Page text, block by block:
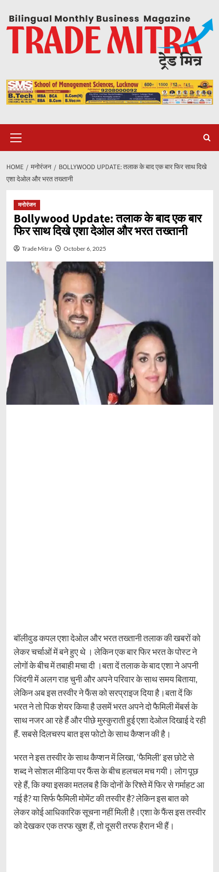
content
Menu
HOME मनोरंजन
BOLLYWOOD UPDATE: तलाक के बाद एक बार फिर साथ दिखे
एशा देओल और भरत तख्तानी
मनोरंजन
Bollywood Update: तलाक के बाद एक बार
फिर साथ दिखे एशा देओल और भरत तख्तानी
Trade Mitra October 6, 2025
बॉलीवुड कपल एशा देओल और भरत तख्तानी तलाक की खबरों को
लेकर चर्चाओं में बने हुए थे । लेकिन एक बार फिर भरत के पोस्ट ने
लोगों के बीच में तबाही मचा दी ।बता दें तलाक के बाद एशा ने अपनी
जिंदगी में अलग राह चुनी और अपने परिवार के साथ समय बिताया,
लेकिन अब इस तस्वीर ने फैंस को सरप्राइज दिया है।बता दें कि
भरत ने तो पिक शेयर किया है उसमें भरत अपने दो फैमिली मेंबर्स के
साथ नजर आ रहे हैं और पीछे मुस्कुराती हुई एशा देओल दिखाई दे रही
हैं. सबसे दिलचस्प बात इस फोटो के साथ कैप्शन की है।
भरत ने इस तस्वीर के साथ कैप्शन में लिखा, ‘फैमिली’ इस छोटे से
शब्द ने सोशल मीडिया पर फैंस के बीच हलचल मच गयी। लोग पूछ
रहे हैं, कि क्या इसका मतलब है कि दोनों के रिश्ते में फिर से गर्माहट आ
गई है? या सिर्फ फैमिली मोमेंट की तस्वीर है? लेकिन इस बात को
लेकर कोई आधिकारिक सूचना नहीं मिली है।एशा के फैंस इस तस्वीर
को देखकर एक तरफ खुश हैं, तो दूसरी तरफ हैरान भी हैं।